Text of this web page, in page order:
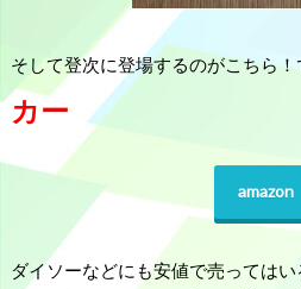
そして登次に登場するのがこちら
カー
amazon
ダイソーなどにも安値で売っては